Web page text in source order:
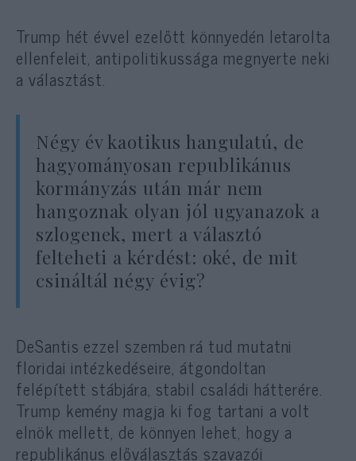
Trump hét évvel ezelőtt könnyedén letarolta
ellenfeleit, antipolitikussága megnyerte neki
a választást.
Négy év kaotikus hangulatú, de
hagyományosan republikánus
kormányzás után már nem
hangoznak olyan jól ugyanazok a
szlogenek, mert a választó
felteheti a kérdést: oké, de mit
csináltál négy évig?
DeSantis ezzel szemben rá tud mutatni
floridai intézkedéseire, átgondoltan
felépített stábjára, stabil családi hátterére.
Trump kemény magja ki fog tartani a volt
elnök mellett, de könnyen lehet, hogy a
republikánus előválasztás szavazói